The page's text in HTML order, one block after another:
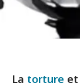
La torture